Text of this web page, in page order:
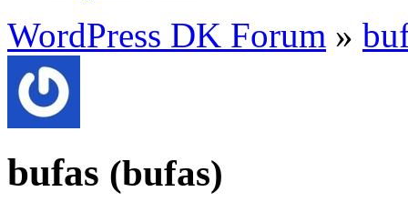
WordPress DK Forum »
bufas (bufas)